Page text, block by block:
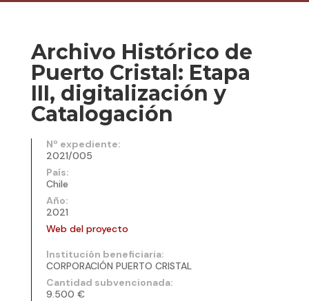
Archivo Histórico de
Puerto Cristal: Etapa
III, digitalización y
Catalogación
Nº expediente:
2021/005
País:
Chile
Año:
2021
Web del proyecto
Institución beneficiaria:
CORPORACIÓN PUERTO CRISTAL
Cantidad subvencionada:
9.500 €